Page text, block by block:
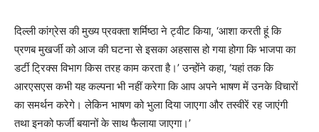
दिल्ली कांग्रेस की मुख्य प्रवक्ता शर्मिष्ठा ने ट्वीट किया, ‘आशा करती हूं कि
प्रणब मुखर्जी को आज की घटना से इसका अहसास हो गया होगा कि भाजपा का
डर्टी ट्रिक्स विभाग किस तरह काम करता है।’ उन्होंने कहा, ‘यहां तक कि
आरएसएस कभी यह कल्पना भी नहीं करेगा कि आप अपने भाषण में उनके विचारों
का समर्थन करेगे। लेकिन भाषण को भुला दिया जाएगा और तस्वीरें रह जाएंगी
तथा इनको फर्जी बयानों के साथ फैलाया जाएगा।’